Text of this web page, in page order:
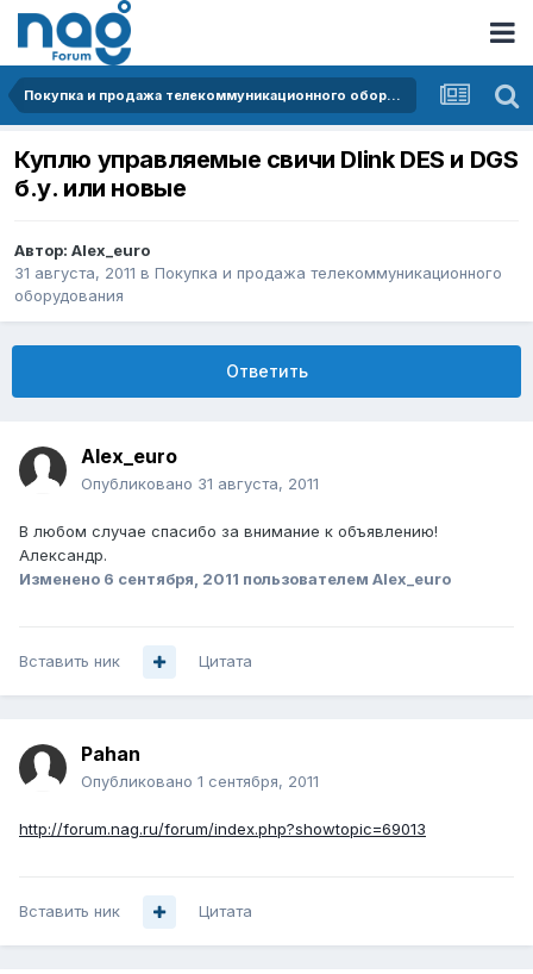
Покупка и продажа телекоммуникационного оборудования
Куплю управляемые свичи Dlink DES и DGS
б.у. или новые
Автор: Alex_euro
31 августа, 2011 в Покупка и продажа телекоммуникационного
оборудования
Ответить
Alex_euro
Опубликовано 31 августа, 2011
В любом случае спасибо за внимание к объявлению!
Александр.
Изменено 6 сентября, 2011 пользователем Alex_euro
Вставить ник Цитата
Pahan
Опубликовано 1 сентября, 2011
http://forum.nag.ru/forum/index.php?showtopic=69013
Вставить ник Цитата